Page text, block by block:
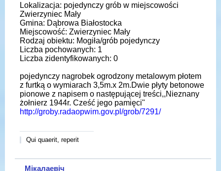
Lokalizacja: pojedynczy grób w miejscowości
Zwierzyniec Mały
Gmina: Dąbrowa Białostocka
Miejscowość: Zwierzyniec Mały
Rodzaj obiektu: Mogiła/grób pojedynczy
Liczba pochowanych: 1
Liczba zidentyfikowanych: 0
pojedynczy nagrobek ogrodzony metalowym płotem
z furtką o wymiarach 3,5m.x 2m.Dwie płyty betonowe
pionowe z napisem o następującej treści,,Nieznany
żołnierz 1944r. Cześć jego pamięci"
http://groby.radaopwim.gov.pl/grob/7291/
Qui quaerit, reperit
Мікалаевіч